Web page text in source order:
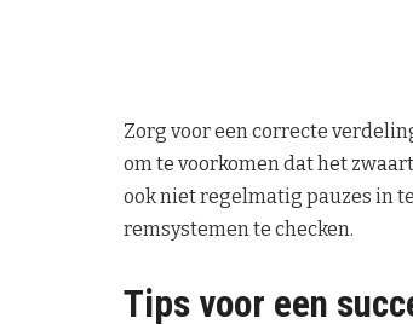
Zorg voor een correcte
om te voorkomen dat het
ook niet regelmatig pauzes in
remsystemen te checken.
Tips voor een